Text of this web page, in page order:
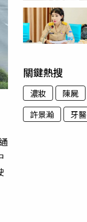
關鍵熱搜
濃妝 陳屍
許景瀚
牙醫